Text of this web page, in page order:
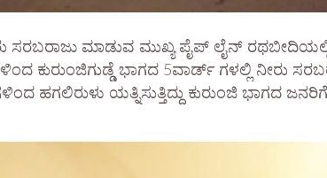
ಸರಬರಾಜು ಮಾಡುವ ಮುಖ್ಯ ಪೈಪ್ ಲೈನ್
ಕುರುಂಜಿಗುಡ್ಡೆ ಭಾಗದ 5ವಾರ್ಡ್ ಗಳಲ್ಲಿ ನೀರು
ಹಗಲಿರುಳು ಯತ್ನಿಸುತ್ತಿದ್ದು ಕುರುಂಜಿ ಭಾಗದ